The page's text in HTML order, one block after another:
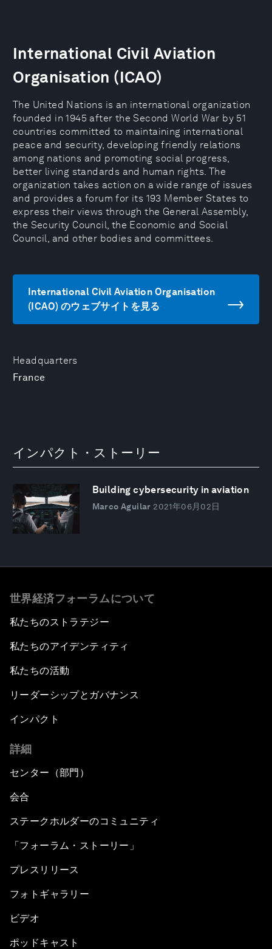
Headquarters
France
International Civil Aviation
Organisation (ICAO)
The United Nations is an international organization
founded in 1945 after the Second World War by 51
countries committed to maintaining international
peace and security, developing friendly relations
among nations and promoting social progress,
better living standards and human rights. The
organization takes action on a wide range of issues
and provides a forum for its 193 Member States to
express their views through the General Assembly,
the Security Council, the Economic and Social
Council, and other bodies and committees.
International Civil Aviation Organisation
(ICAO) のウェブサイトを見る
インパクト・ストーリー
Building cybersecurity in aviation
Marco Aguilar 2021年06月02日
世界経済フォーラムについて
私たちのストラテジー
私たちのアイデンティティ
私たちの活動
リーダーシップとガバナンス
インパクト
詳細
センター（部門）
会合
ステークホルダーのコミュニティ
「フォーラム・ストーリー」
プレスリリース
フォトギャラリー
ビデオ
ポッドキャスト